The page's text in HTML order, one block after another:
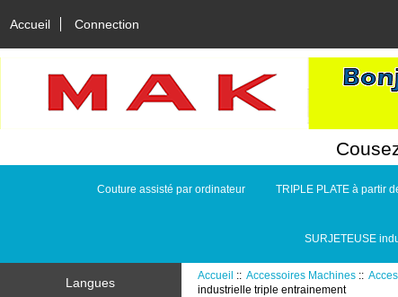
Accueil Connection
Couture assisté par ordinateur TRIPLE PLATE à partir
SURJETEUSE
Langues
Accueil ::Accessoires Machines ::
industrielle triple entrainement